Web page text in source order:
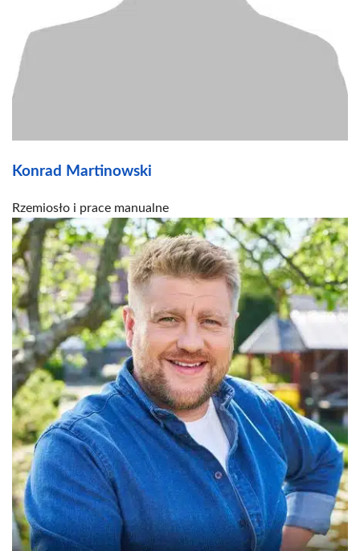
Konrad Martinowski
Rzemiosło i prace manualne